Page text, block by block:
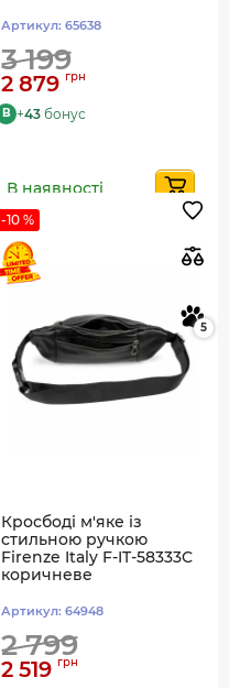
Артикул: 65638
3 199
2 879 грн
B +43 бонус
В наявності
-10 %
5
Кросбоді м'яке із
стильною ручкою
Firenze Italy F-IT-58333C
коричневе
Артикул: 64948
2 799
2 519 грн